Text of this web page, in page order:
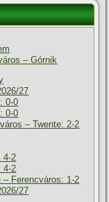
– Górnik
27
0-0
0-0
– Twente: 2-2
4-2
4-2
Ferencváros: 1-2
27